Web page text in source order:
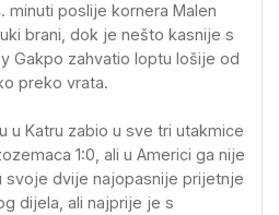
minuti poslije kornera Malen
brani, dok je nešto kasnije s
Gakpo zahvatio loptu lošije od
preko vrata.
u Katru zabio u sve tri utakmice
1:0, ali u Americi ga nije
svoje dvije najopasnije prijetnje
dijela, ali najprije je s